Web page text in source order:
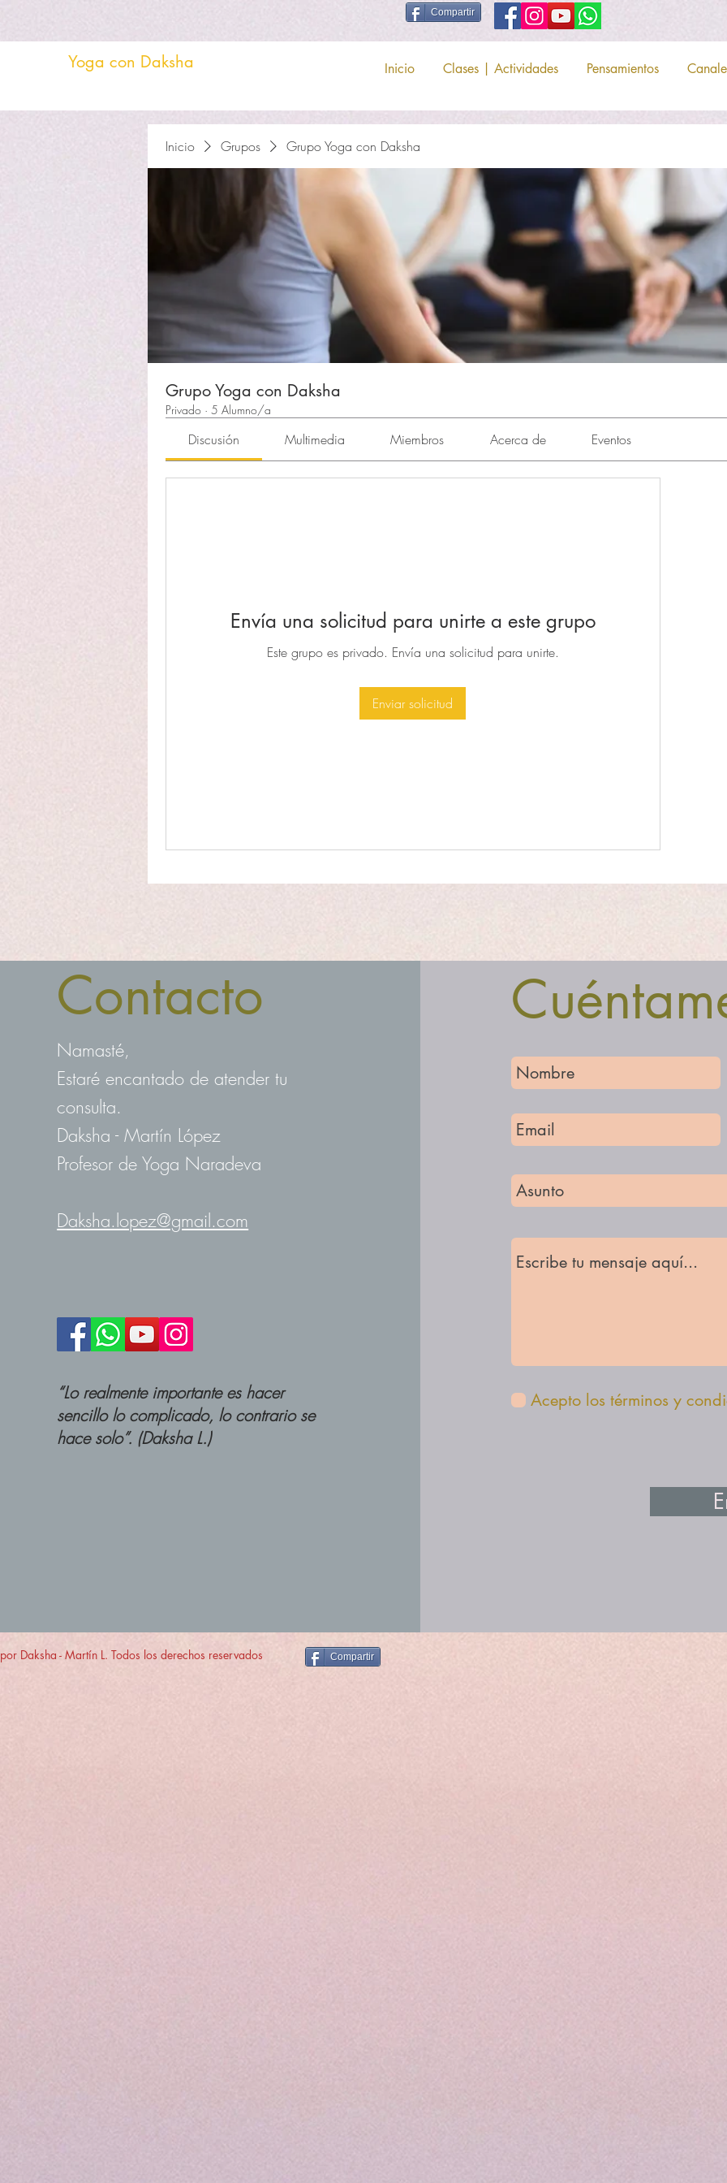
Compartir
Yoga con Daksha Inicio Clases | Actividades Pensamientos
Inicio Grupos Grupo Yoga con Daksha
Grupo Yoga con Daksha
Privado · 5 Alumno/a
Discusión Multimedia Miembros Acerca de Eventos
Envía una solicitud para unirte a este grupo
Este grupo es privado. Envía una solicitud para unirte.
Enviar solicitud
Contacto
Namasté,
Estaré encantado de atender tu
consulta.
Daksha - Martín López
Profesor de Yoga Naradeva
Daksha.lopez@gmail.com
“Lo realmente importante es hacer
sencillo lo complicado, lo contrario se
hace solo”. (Daksha L.)
Acepto los términos y
Daksha - Martín L. Todos los derechos reservados Compartir